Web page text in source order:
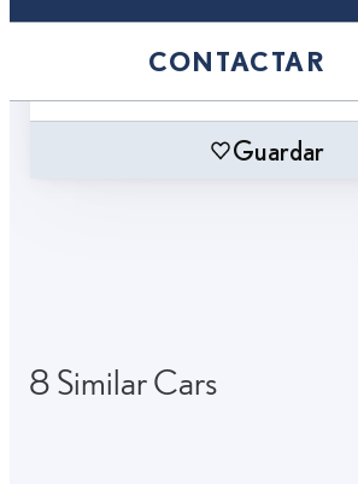
CONTACTAR
Guardar
8 Similar Cars